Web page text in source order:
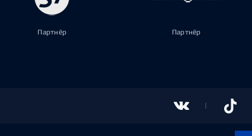
Партнёр Партнёр